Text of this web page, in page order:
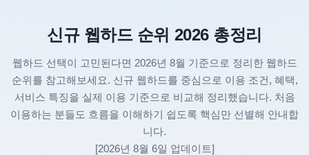
신규 웹하드 순위 2026 총정리
웹하드 선택이 고민된다면 2026년 8월 기준으로 정리한 웹하드
순위를 참고해보세요. 신규 웹하드를 중심으로 이용 조건, 혜택,
서비스 특징을 실제 이용 기준으로 비교해 정리했습니다. 처음
이용하는 분들도 흐름을 이해하기 쉽도록 핵심만 선별해 안내합
니다.
[2026년 8월 6일 업데이트]